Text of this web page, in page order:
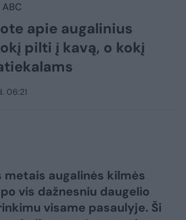
apie augalinius
pilti į kavą, o kokį
06:21
metais augalinės kilmės
vis dažnesniu daugelio
visame pasaulyje. Ši